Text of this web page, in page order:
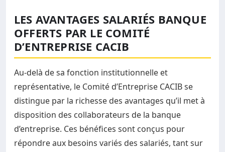
LES AVANTAGES SALARIÉS BANQUE
OFFERTS PAR LE COMITÉ
D’ENTREPRISE CACIB
Au-delà de sa fonction institutionnelle et
représentative, le Comité d’Entreprise CACIB se
distingue par la richesse des avantages qu’il met à
disposition des collaborateurs de la banque
d’entreprise. Ces bénéfices sont conçus pour
répondre aux besoins variés des salariés, tant sur